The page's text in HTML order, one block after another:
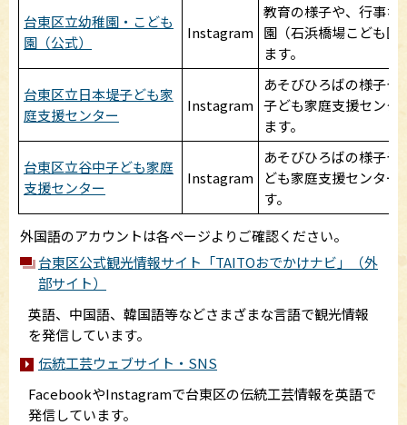
台東区立幼稚園・こども
園（公式）
Instagram
教育の様子や、行事な
園（石浜橋場こども園
ます。
台東区立日本堤子ども家
庭支援センター
Instagram
あそびひろばの様子や
子ども家庭支援センタ
ます。
台東区立谷中子ども家庭
支援センター
Instagram
あそびひろばの様子や
ども家庭支援センター
す。
外国語のアカウントは各ページよりご確認ください。
台東区公式観光情報サイト「TAITOおでかけナビ」（外
部サイト）
英語、中国語、韓国語等などさまざまな言語で観光情報
を発信しています。
伝統工芸ウェブサイト・SNS
FacebookやInstagramで台東区の伝統工芸情報を英語で
発信しています。